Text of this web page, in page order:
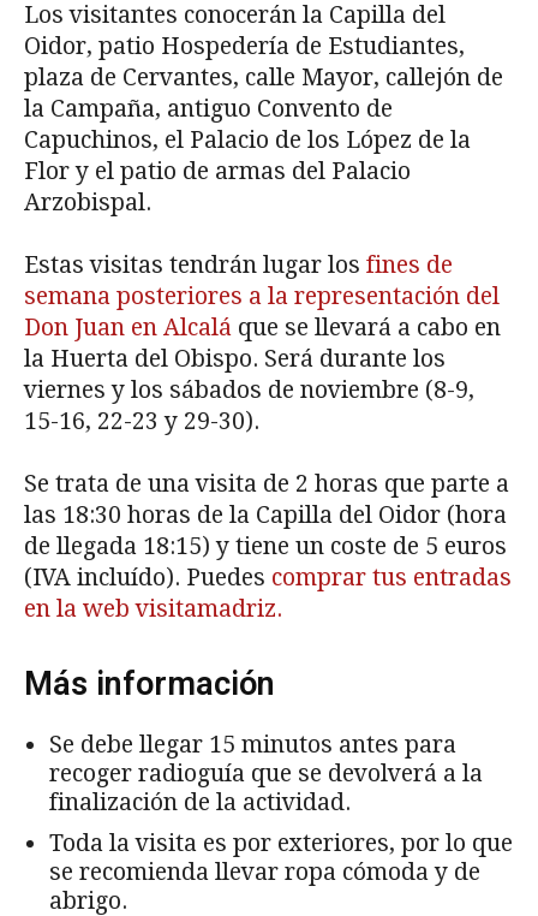
Los visitantes conocerán la Capilla del
Oidor, patio Hospedería de Estudiantes,
plaza de Cervantes, calle Mayor, callejón de
la Campaña, antiguo Convento de
Capuchinos, el Palacio de los López de la
Flor y el patio de armas del Palacio
Arzobispal.
Estas visitas tendrán lugar los fines de
semana posteriores a la representación del
Don Juan en Alcalá que se llevará a cabo en
la Huerta del Obispo. Será durante los
viernes y los sábados de noviembre (8-9,
15-16, 22-23 y 29-30).
Se trata de una visita de 2 horas que parte a
las 18:30 horas de la Capilla del Oidor (hora
de llegada 18:15) y tiene un coste de 5 euros
(IVA incluído). Puedes comprar tus entradas
en la web visitamadriz.
Más información
Se debe llegar 15 minutos antes para
recoger radioguía que se devolverá a la
finalización de la actividad.
Toda la visita es por exteriores, por lo que
se recomienda llevar ropa cómoda y de
abrigo.